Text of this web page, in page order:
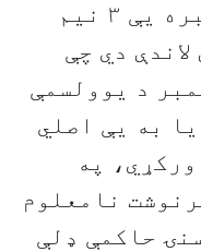
دلته اوسېده په همدې خبره یې ۳ نيم
دي چې
د يوولسمې
به یې اصلي
په
نامعلوم
حاکمې ډلې